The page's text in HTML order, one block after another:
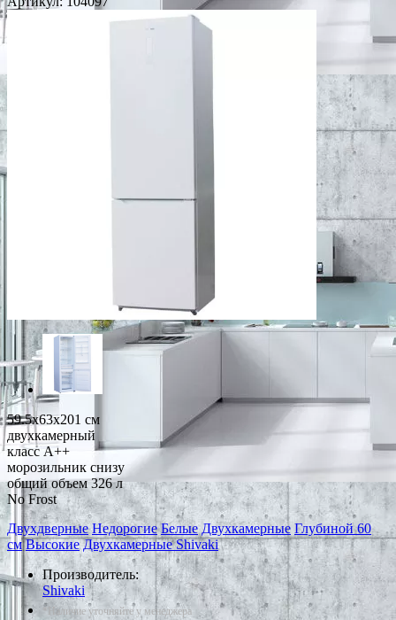
59.5x63x201 см
двухкамерный
класс A++
морозильник снизу
общий объем 326 л
No Frost
Двухдверные Недорогие Белые Двухкамерные Глубиной 60
см Высокие Двухкамерные Shivaki
Производитель:
Shivaki
*Наличие уточняйте у менеджера